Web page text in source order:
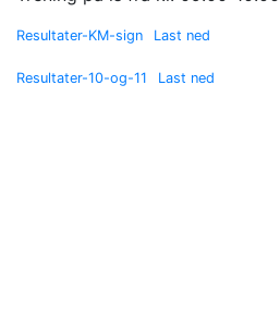
Resultater-KM-sign Last ned
Resultater-10-og-11 Last ned